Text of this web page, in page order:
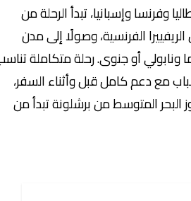
وإسبانيا، تبدأ الرحلة من
الفرنسية، وصولًا إلى مدن
أو جنوى. رحلة متكاملة تناسب
مع دعم كامل قبل وأثناء السفر،
المتوسط من برشلونة تبدأ من